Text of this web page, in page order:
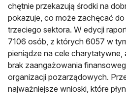
chętnie przekazują środki na
pokazuje, co może zachęcać
trzeciego sektora. W edycji
7106 osób, z których 6057 w
pieniądze na cele charytatywne,
brak zaangażowania
organizacji pozarządowych.
najważniejsze wnioski, które